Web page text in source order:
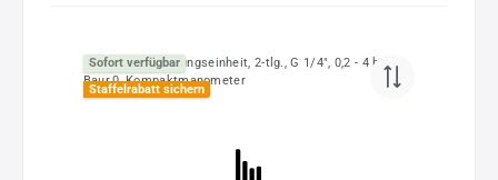
Sofort verfügbar
Staffelrabatt sichern